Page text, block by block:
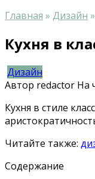
Главная » Дизайн »
Кухня в
Дизайн
Автор redactor На
Кухня в стиле
Читайте также:
Содержание